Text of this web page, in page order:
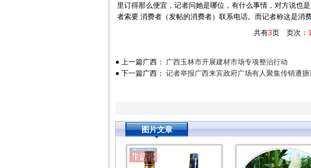
里订得那么便宜，记者问她是哪位，有什么事情，对方说也
者索要 消费者（发帖的消费者）联系电话。而记者称这是消
共有3页页次： 1
● 上一篇广西： 广西玉林市开展建材市场专项整治行动
● 下一篇广西： 记者举报广西来宾政府广场有人聚集传销遭搪
图片文章